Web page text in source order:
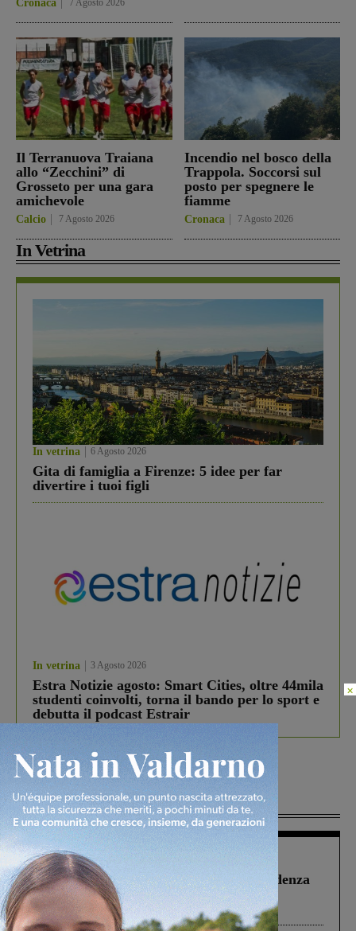
Cronaca
Il Terranuova Traiana
allo “Zecchini” di
Grosseto per una gara
amichevole
Calcio 7 Agosto 2026
Incendio nel bosco della
Trappola. Soccorsi sul
posto per spegnere le
fiamme
Cronaca 7 Agosto 2026
In Vetrina
In vetrina 6 Agosto 2026
Gita di famiglia a Firenze: 5 idee per far
divertire i tuoi figli
In vetrina 3 Agosto 2026
Estra Notizie agosto: Smart Cities, oltre 44mila
studenti coinvolti, torna il bando per lo sport e
debutta il podcast Estrair
Più lette
Figline Incisa Valdarno 1 Agosto 2026
Piscina di Figline finanziata oltre la scadenza
Pnrr, il gruppo di Fratelli d’Italia: “Un
ringraziamento al Governo”
×